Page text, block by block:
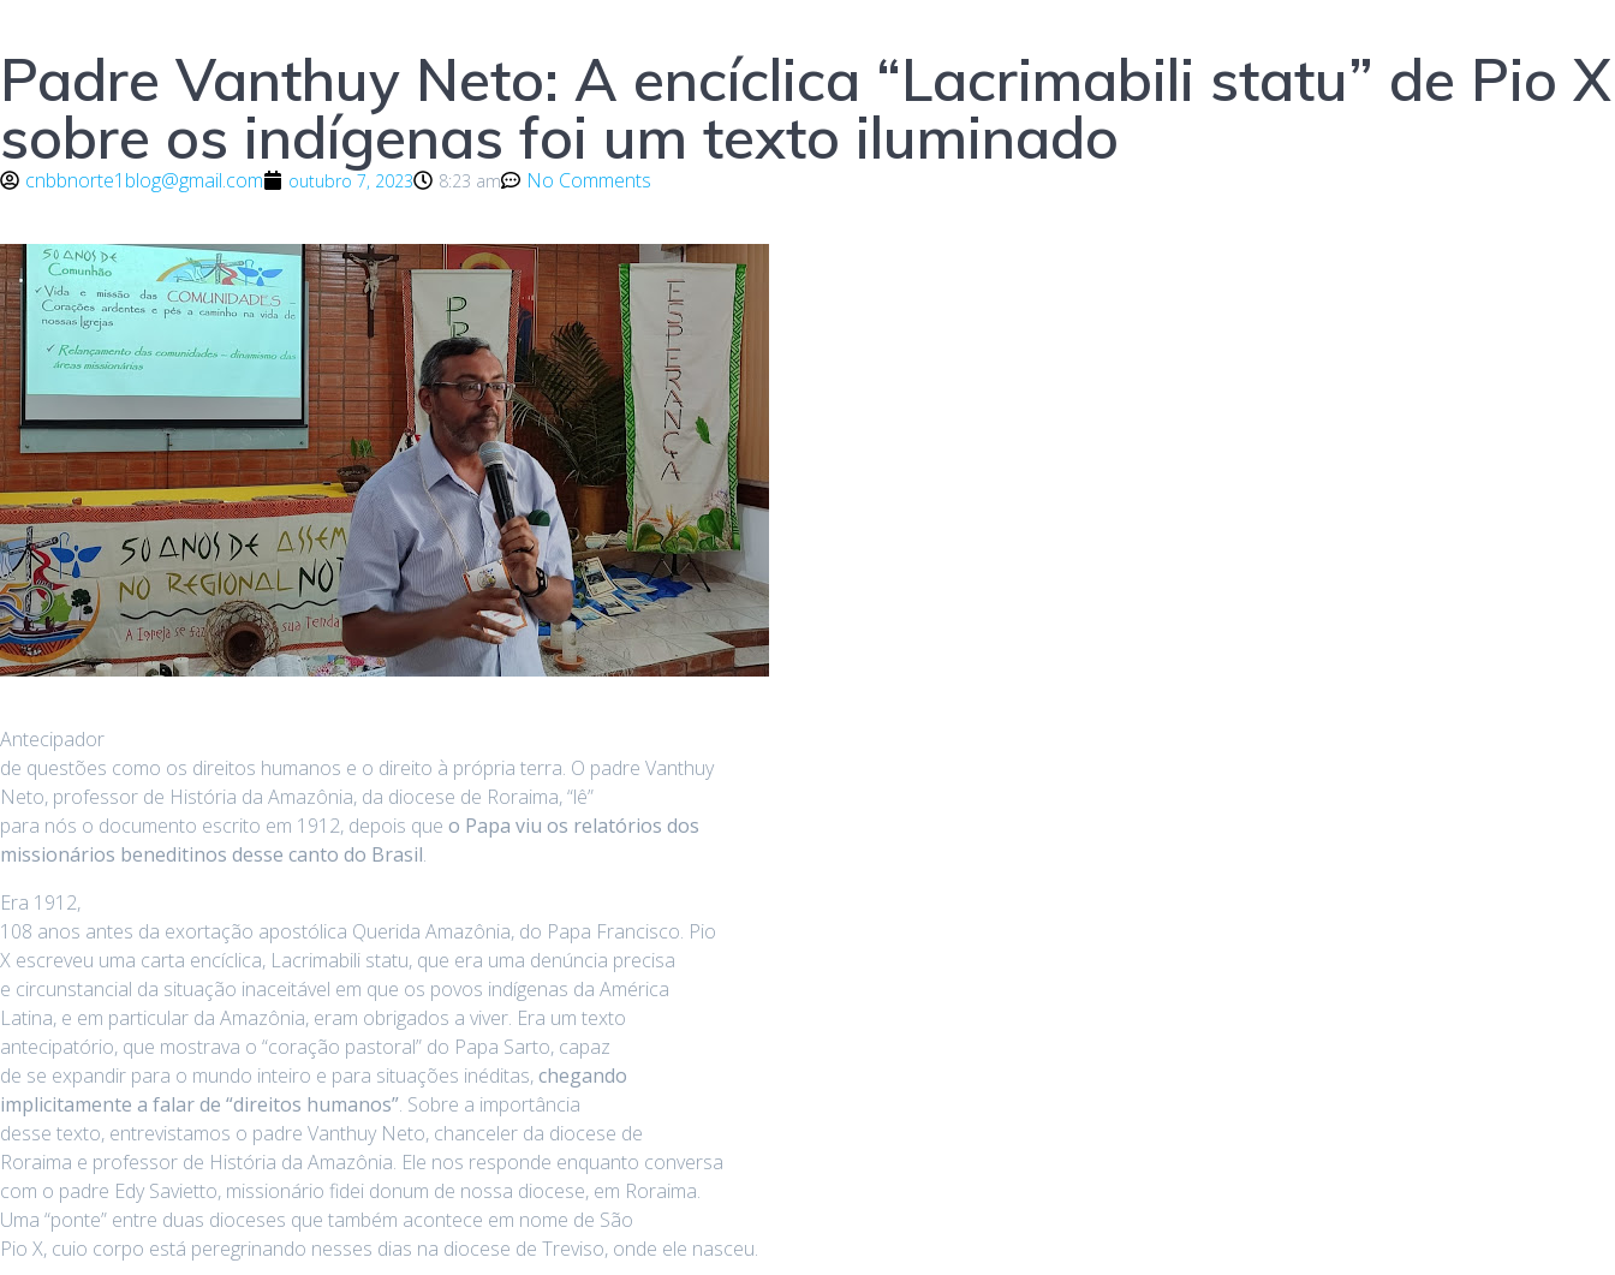
Padre Vanthuy Neto: A encíclica “Lacrimabili statu” de Pio X
sobre os indígenas foi um texto iluminado
cnbbnorte1blog@gmail.com outubro 7, 2023 8:23 am No Comments
Antecipador
de questões como os direitos humanos e o direito à própria terra. O padre Vanthuy
Neto, professor de História da Amazônia, da diocese de Roraima, “lê”
para nós o documento escrito em 1912, depois que o Papa viu os relatórios dos
missionários beneditinos desse canto do Brasil.
Era 1912,
108 anos antes da exortação apostólica Querida Amazônia, do Papa Francisco. Pio
X escreveu uma carta encíclica, Lacrimabili statu, que era uma denúncia precisa
e circunstancial da situação inaceitável em que os povos indígenas da América
Latina, e em particular da Amazônia, eram obrigados a viver. Era um texto
antecipatório, que mostrava o “coração pastoral” do Papa Sarto, capaz
de se expandir para o mundo inteiro e para situações inéditas,chegando
implicitamente a falar de “direitos humanos”. Sobre a importância
desse texto, entrevistamos o padre Vanthuy Neto, chanceler da diocese de
Roraima e professor de História da Amazônia. Ele nos responde enquanto conversa
com o padre Edy Savietto, missionário fidei donum de nossa diocese, em Roraima.
Uma “ponte” entre duas dioceses que também acontece em nome de São
Pio X, cuio corpo está peregrinando nesses dias na diocese de Treviso, onde ele nasceu.